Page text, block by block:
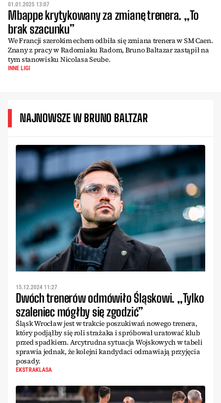
01.01.2025 13:07
Mbappe krytykowany za zmianę trenera. „To
brak szacunku”
We Francji szerokim echem odbiła się zmiana trenera w SM Caen.
Znany z pracy w Radomiaku Radom, Bruno Baltazar zastąpił na
tym stanowisku Nicolasa Seube.
INNE LIGI
NAJNOWSZE W BRUNO BALTZAR
15.12.2024 11:27
Dwóch trenerów odmówiło Śląskowi. „Tylko
szaleniec mógłby się zgodzić”
Śląsk Wrocław jest w trakcie poszukiwań nowego trenera,
który podjąłby się roli strażaka i spróbował uratować klub
przed spadkiem. Arcytrudna sytuacja Wojskowych w tabeli
sprawia jednak, że kolejni kandydaci odmawiają przyjęcia
posady.
EKSTRAKLASA